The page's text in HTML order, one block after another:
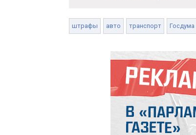
штрафы авто транспорт Госдума